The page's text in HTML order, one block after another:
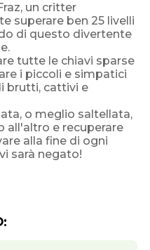
un critter
superare ben 25 livelli
di questo divertente
tutte le chiavi sparse
i piccoli e simpatici
brutti, cattivi e
o meglio saltellata,
all'altro e recuperare
alla fine di ogni
sarà negato!